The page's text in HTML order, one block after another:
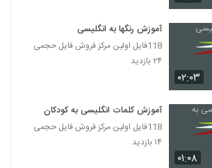
۰۲:۰۳
آموزش رنگها به انگلیسی
118فایل اولین مرکز فروش فایل حجمی
۲۴ بازدید
۰۱:۰۸
آموزش کلمات انگلیسی به کودکان
118فایل اولین مرکز فروش فایل حجمی
۱۴ بازدید